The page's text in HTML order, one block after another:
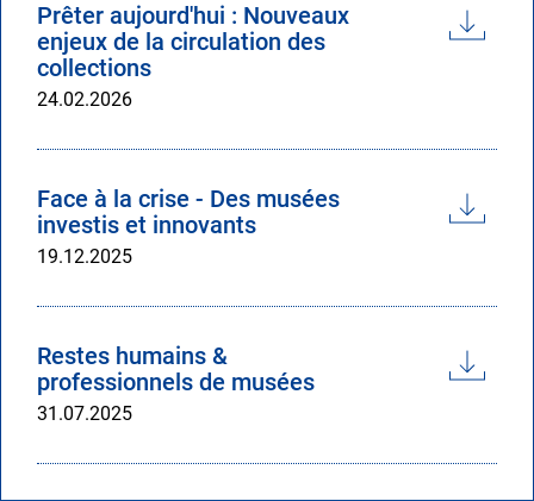
Prêter aujourd'hui : Nouveaux
enjeux de la circulation des
collections
Date
document
24.02.2026
Face à la crise - Des musées
investis et innovants
Date
document
19.12.2025
Restes humains &
professionnels de musées
Date
document
31.07.2025